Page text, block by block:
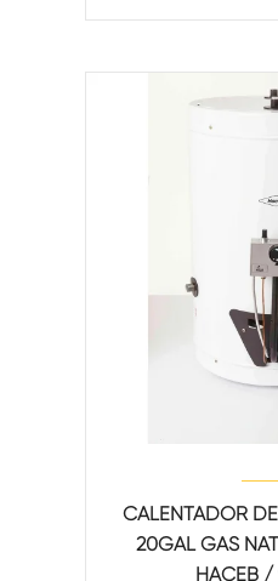
CALENTADOR
20GAL GAS
HACEB /